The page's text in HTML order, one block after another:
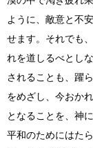
ように、敵意と不
せます。それでも
れを道しるべとし
されることも、躍
をめざし、今おか
となることを、神
平和のためにはた